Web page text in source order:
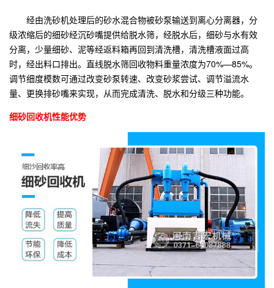
经由洗砂机处理后的砂水混合物被砂泵输送到离心分离器，分
级浓缩后的细砂经沉砂嘴提供给脱水筛，经脱水后，细砂与水有效
分离，少量细砂、泥等经返料箱再回到清洗槽，清洗槽液面过高
时，经出料口排出。直线脱水筛回收物料重量浓度为70%—85%。
调节细度模数可通过改变砂泵转速、改变砂浆尝试、调节溢流水
量、更换排砂嘴来实现，从而完成清洗、脱水和分级三种功能。
细砂回收机性能优势